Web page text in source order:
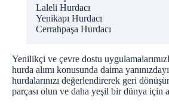
Laleli Hurdacı
Yenikapı Hurdacı
Cerrahpaşa Hurdacı
Yenilikçi ve çevre dostu
hurda alımı konusunda daima
hurdalarınızı değerlendirerek geri
parçası olun ve daha yeşil bir dünya için